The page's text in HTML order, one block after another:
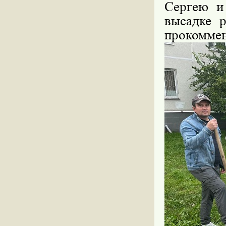
Сергею
высадке